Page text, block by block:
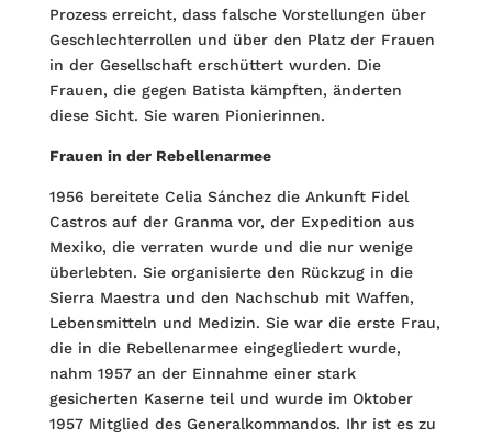
Prozess erreicht, dass falsche Vorstellungen über
Geschlechterrollen und über den Platz der Frauen
in der Gesellschaft erschüttert wurden. Die
Frauen, die gegen Batista kämpften, änderten
diese Sicht. Sie waren Pionierinnen.
Frauen in der Rebellenarmee
1956 bereitete Celia Sánchez die Ankunft Fidel
Castros auf der Granma vor, der Expedition aus
Mexiko, die verraten wurde und die nur wenige
überlebten. Sie organisierte den Rückzug in die
Sierra Maestra und den Nachschub mit Waffen,
Lebensmitteln und Medizin. Sie war die erste Frau,
die in die Rebellenarmee eingegliedert wurde,
nahm 1957 an der Einnahme einer stark
gesicherten Kaserne teil und wurde im Oktober
1957 Mitglied des Generalkommandos. Ihr ist es zu